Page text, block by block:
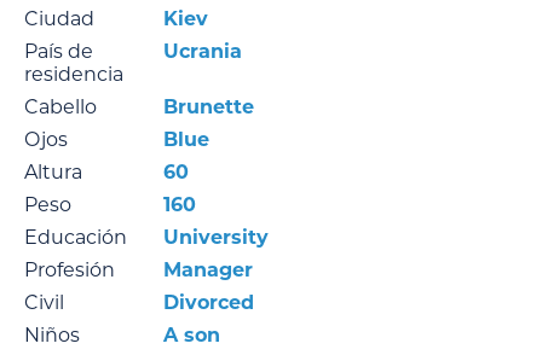
Ciudad
Kiev
País de
residencia
Ucrania
Cabello
Brunette
Ojos
Blue
Altura
60
Peso
160
Educación
University
Profesión
Manager
Civil
Divorced
Niños
A son